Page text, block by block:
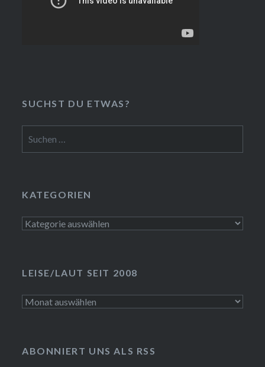
SUCHST DU ETWAS?
nach:
KATEGORIEN
Kategorien
LEISE/LAUT SEIT 2008
LEISE/laut
ABONNIERT UNS ALS RSS